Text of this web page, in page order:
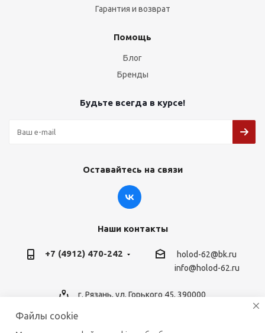
Гарантия и возврат
Помощь
Блог
Бренды
Будьте всегда в курсе!
Оставайтесь на связи
Наши контакты
+7 (4912) 470-242
holod-62@bk.ru
info@holod-62.ru
г. Рязань, ул. Горького 45, 390000
Файлы cookie